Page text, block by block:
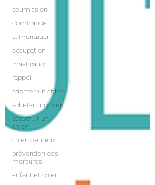
soumission
dominance
alimentation
occupation
mastication
rappel
adopter un chien
acheter un chien
accueillir un
chien
chien peureux
prévention des
morsures
enfant et chien